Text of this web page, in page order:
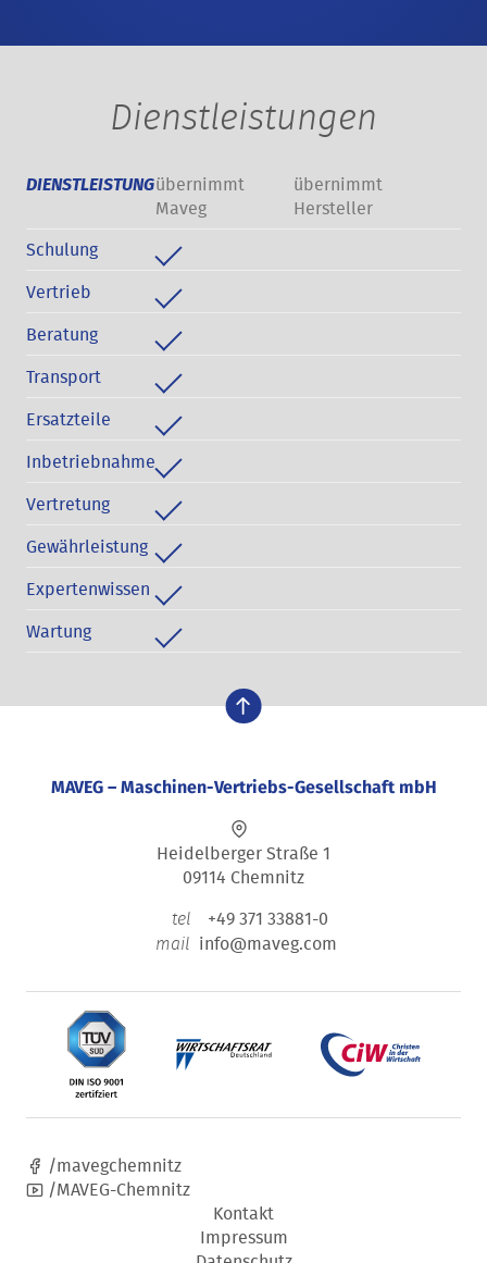
Dienstleistungen
DIENSTLEISTUNGübernimmt
Maveg
übernimmt
Hersteller
Schulung
Vertrieb
Beratung
Transport
Ersatzteile
Inbetriebnahme
Vertretung
Gewährleistung
Expertenwissen
Wartung
nach oben
MAVEG – Maschinen-Vertriebs-Gesellschaft mbH
Heidelberger Straße 1
09114 Chemnitz
tel +49 371 33881-0
mail info@maveg.com
/mavegchemnitz
/MAVEG-Chemnitz
Kontakt
Impressum